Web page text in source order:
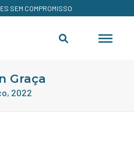
SEM COMPROMISSO
Graça
2022